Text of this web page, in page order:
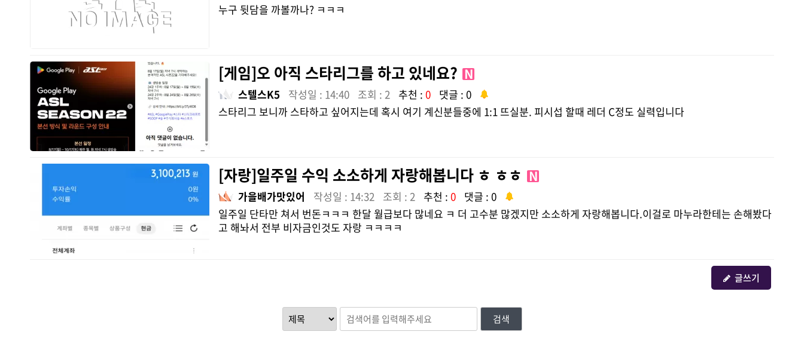
누구 뒷담을 까볼까나? ㅋㅋㅋ
[게임]오 아직 스타리그를 하고 있네요? N
스텔스K5 작성일 : 14:40 조회 : 2 추천 : 0 댓글 : 0
​ 스타리그 보니까 스타하고 싶어지는데 혹시 여기 계신분들중에 1:1 뜨실분. 피시섭 할때 레더 C정도 실력입니다
[자랑]일주일 수익 소소하게 자랑해봅니다 ㅎ ㅎㅎ N
가을배가맛있어 작성일 : 14:32 조회 : 2 추천 : 0 댓글 : 0
일주일 단타만 쳐서 번돈ㅋㅋㅋ 한달 월급보다 많네요 ㅋ 더 고수분 많겠지만 소소하게 자랑해봅니다.이걸로 마누라한테는 손해봤다
고 해놔서 전부 비자금인것도 자랑 ㅋㅋㅋㅋ
글쓰기
검색